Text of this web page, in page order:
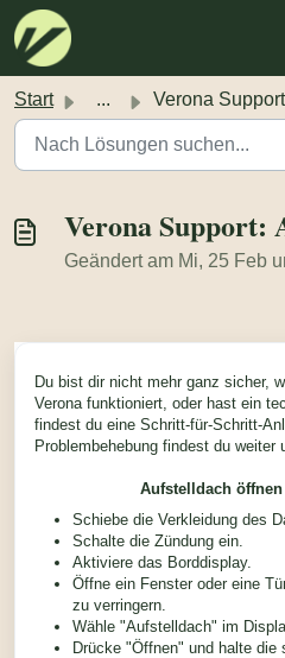
Zum hauptsächlichen Inhalt
Start ... Verona Support:
Verona Support:
Geändert am Mi, 25 Feb
Du bist dir nicht mehr ganz sicher,
Verona funktioniert, oder hast ein
findest du eine Schritt-für-Schritt-
Problembehebung findest du weiter
Aufstelldach
Schiebe die Verkleidung des
Schalte die Zündung ein.
Aktiviere das Borddisplay.
Öffne ein Fenster oder eine
zu verringern.
Wähle "Aufstelldach" im
Drücke "Öffnen" und halte die